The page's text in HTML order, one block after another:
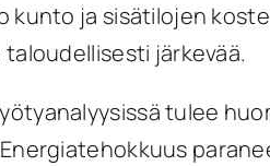
kunto ja sisätilojen
järkevää.
tulee